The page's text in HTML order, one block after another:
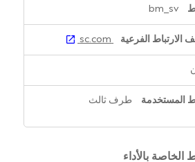
bm_sv
طرف ثالث
الخاصة بالأداء